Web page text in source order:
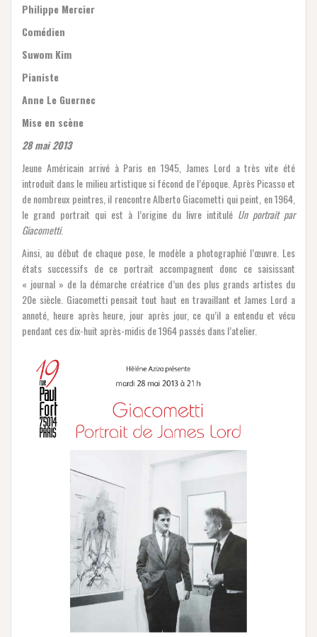
Philippe Mercier
Comédien
Suwom Kim
Pianiste
Anne Le Guernec
Mise en scène
28 mai 2013
Jeune Américain arrivé à Paris en 1945, James Lord a très vite été
introduit dans le milieu artistique si fécond de l’époque. Après Picasso et
de nombreux peintres, il rencontre Alberto Giacometti qui peint, en 1964,
le grand portrait qui est à l’origine du livre intitulé Un portrait par
Giacometti.
Ainsi, au début de chaque pose, le modèle a photographié l’œuvre. Les
états successifs de ce portrait accompagnent donc ce saisissant
« journal » de la démarche créatrice d’un des plus grands artistes du
20e siècle. Giacometti pensait tout haut en travaillant et James Lord a
annoté, heure après heure, jour après jour, ce qu’il a entendu et vécu
pendant ces dix-huit après-midis de 1964 passés dans l’atelier.